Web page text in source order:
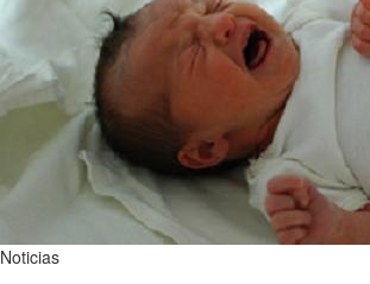
Noticias